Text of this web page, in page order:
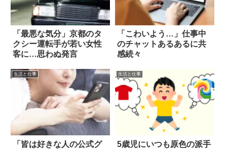
「最悪な気分」京都のタ
クシー運転手が若い女性
客に…思わぬ発言
「こわいよう…」仕事中
のチャットあるあるに共
感続々
生活と仕事
「皆は好きな人の公式グ
生活と仕事
5歳児にいつも原色の派手